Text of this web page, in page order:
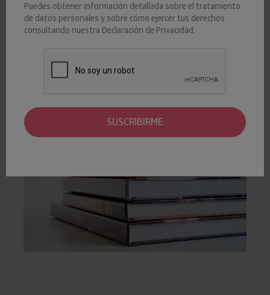
SECTORIALES
De acuerdo con los datos de Insight View, esto supone un
de siete puntos frente a los valores prepandémicos.
Puedes obtener información detallada sobre el tratamiento
de datos personales y sobre cómo ejercer tus derechos
consultando nuestra Declaración de Privacidad.
SUSCRIBIRME